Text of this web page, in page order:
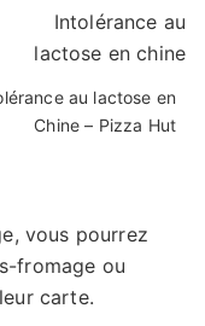
au lactose en
Chine – Pizza Hut
vous pourrez
fromage ou
carte.